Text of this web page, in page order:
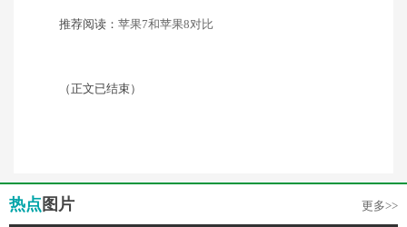
推荐阅读： 苹果7和苹果8对比
（正文已结束）
热点 图片 更多>>